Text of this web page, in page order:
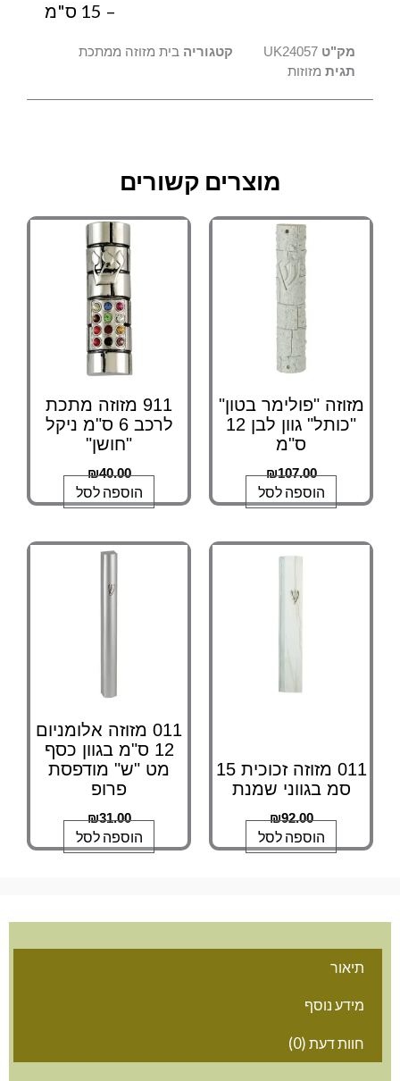
UK24057 קטגוריה בית מזוזה ממתכת
מזוזות
מוצרים קשורים
"פולימר בטון"
"כותל" גוון לבן 12
₪107.00
הוספה לסל
911 מזוזה מתכת
לרכב 6 ס"מ ניקל
"חושן"
₪40.00
הוספה לסל
011 מזוזה זכוכית 15
סמ בגווני שמנת
₪92.00
הוספה לסל
011 מזוזה אלומניום
12 ס"מ בגוון כסף
מט "ש" מודפסת
₪31.00
הוספה לסל
נוסף
דעת (0)